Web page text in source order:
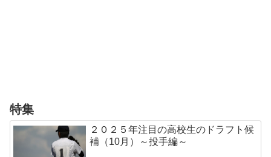
特集
２０２５年注目の高校生のドラフト候
補（10月）～投手編～